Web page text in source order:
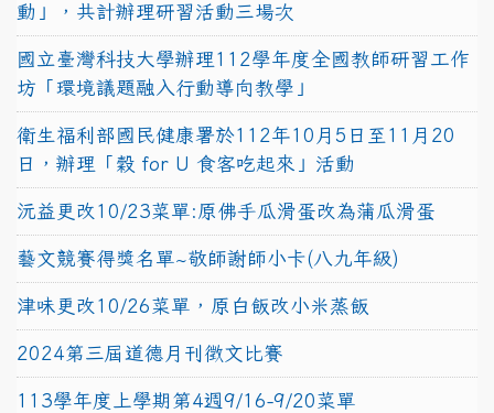
動」，共計辦理研習活動三場次
國立臺灣科技大學辦理112學年度全國教師研習工作
坊「環境議題融入行動導向教學」
衛生福利部國民健康署於112年10月5日至11月20
日，辦理「穀 for U 食客吃起來」活動
沅益更改10/23菜單:原佛手瓜滑蛋改為蒲瓜滑蛋
藝文競賽得獎名單~敬師謝師小卡(八九年級)
津味更改10/26菜單，原白飯改小米蒸飯
2024第三屆道德月刊徵文比賽
113學年度上學期第4週9/16-9/20菜單